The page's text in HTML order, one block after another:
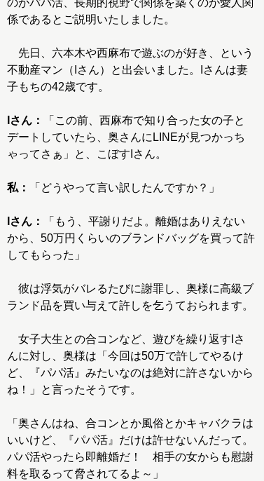
のがパパ活、長期的視野で関係を築くのが愛人関
係であるとご説明いたしました。
先日、六本木や西麻布で遊ぶのが好き、という
不動産マン（Iさん）と出会いました。Iさんは妻
子もちの42歳です。
Iさん：
「この前、西麻布で知り合った女の子と
デートしていたら、奥さんにLINEが見つかっち
ゃってさぁ」と、こぼすIさん。
私： 「どうやって言い訳したんですか？」
Iさん：
「もう、平謝りだよ。離婚はありえない
から、50万円くらいのブランドバッグを買って許
してもらった」
彼は浮気がバレるたびに謝罪し、奥様に高級ブ
ランド品を買い与えて許しを乞うておられます。
女子大生との合コンなど、遊びを繰り返すIさ
んに対し、奥様は「今回は50万で許してやるけ
ど、『パパ活』みたいなのは絶対に許さないから
ね！」と言ったそうです。
「奥さんはね、合コンとか風俗とかキャバクラは
いいけど、『パパ活』だけは許せないんだって。
パパ活やったら即離婚だ！ 相手の女からも慰謝
料を取るって脅されてるよ～」